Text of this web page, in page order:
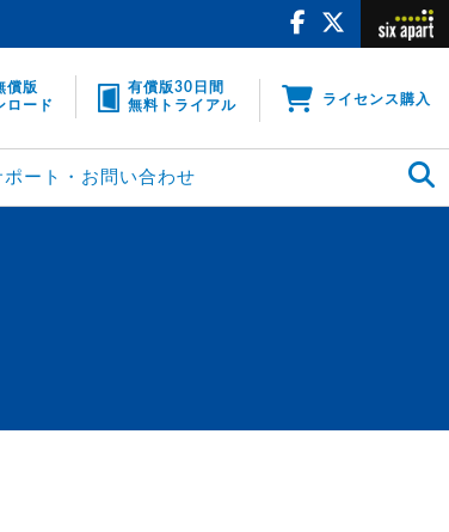
償版
ロード
有償版30日間
無料トライアル
ライセンス購入
ポート・お問い合わせ